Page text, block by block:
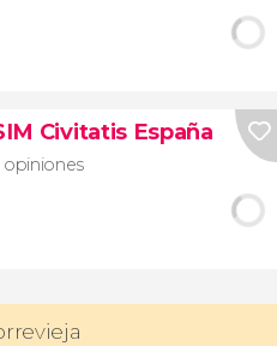
Civitatis España
opiniones